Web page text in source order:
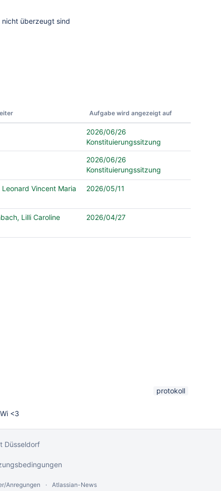
nicht überzeugt sind
Aufgabe wird angezeigt auf
2026/06/26
Konstituierungssitzung
2026/06/26
Konstituierungssitzung
Leonard Vincent Maria 2026/05/11
Lilli Caroline 2026/04/27
protokoll
<3
Düsseldorf
Anregungen Atlassian-News